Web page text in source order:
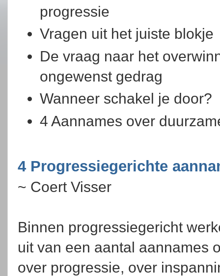
progressie
Vragen uit het juiste blokje
De vraag naar het
ongewenst gedrag
Wanneer schakel je door?
4 Aannames over
4 Progressiegerichte
~ Coert Visser
Binnen progressiegericht
uit van een aantal aannames
over progressie, over